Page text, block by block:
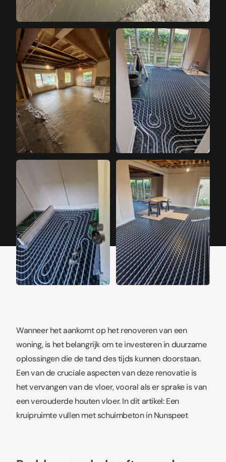
Wanneer het aankomt op het renoveren van een
woning, is het belangrijk om te investeren in duurzame
oplossingen die de tand des tijds kunnen doorstaan.
Een van de cruciale aspecten van deze renovatie is
het vervangen van de vloer, vooral als er sprake is van
een verouderde houten vloer. In dit artikel: Een
kruipruimte vullen metschuimbetonin Nunspeet